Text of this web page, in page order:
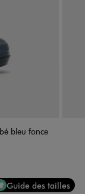
bleu fonce
Guide des tailles